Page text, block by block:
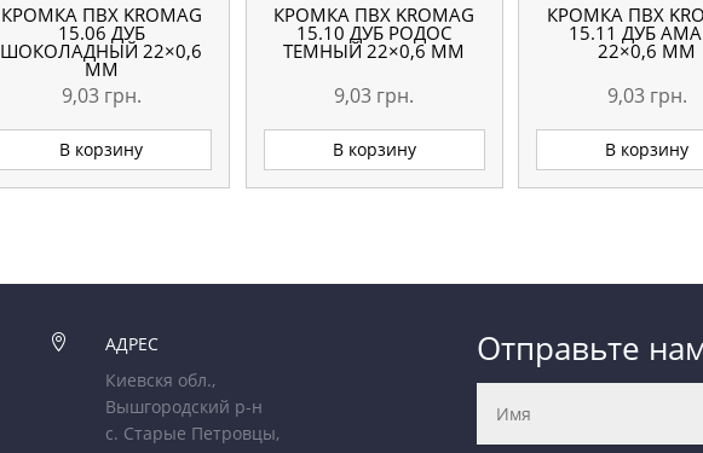
КРОМКА ПВХ KROMAG
15.06 ДУБ
ШОКОЛАДНЫЙ 22×0,6
ММ
9,03 грн.
В корзину
КРОМКА ПВХ KROMAG
15.10 ДУБ РОДОС
ТЕМНЫЙ 22×0,6 ММ
9,03 грн.
В корзину
КРОМКА ПВХ
15.11 ДУБ
22×0,6 ММ
9,03 грн.
В корзину

АДРЕС
Киевскя обл.,
Вышгородский р-н
с. Старые Петровцы,
Отправьте